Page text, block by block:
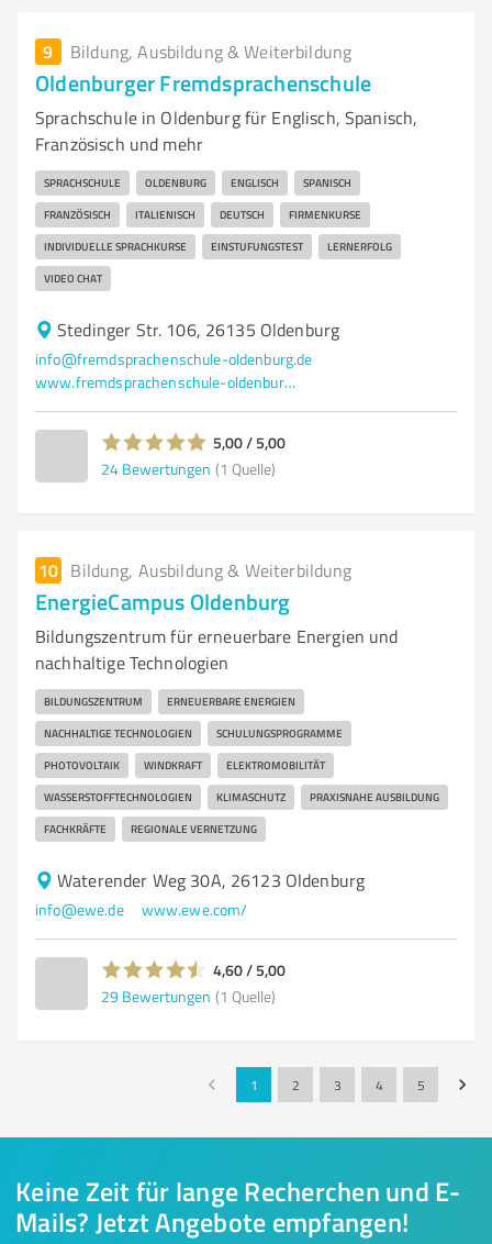
9 Bildung, Ausbildung & Weiterbildung
Oldenburger Fremdsprachenschule
Sprachschule in Oldenburg für Englisch, Spanisch,
Französisch und mehr
SPRACHSCHULE OLDENBURG ENGLISCH SPANISCH
FRANZÖSISCH ITALIENISCH DEUTSCH FIRMENKURSE
INDIVIDUELLE SPRACHKURSE EINSTUFUNGSTEST LERNERFOLG
VIDEO CHAT
Stedinger Str. 106, 26135 Oldenburg
info@fremdsprachenschule-oldenburg.de
www.fremdsprachenschule-oldenburg.de/index.php?id=76
5,00 / 5,00
24 Bewertungen (1 Quelle)
10 Bildung, Ausbildung & Weiterbildung
EnergieCampus Oldenburg
Bildungszentrum für erneuerbare Energien und
nachhaltige Technologien
BILDUNGSZENTRUM ERNEUERBARE ENERGIEN
NACHHALTIGE TECHNOLOGIEN SCHULUNGSPROGRAMME
PHOTOVOLTAIK WINDKRAFT ELEKTROMOBILITÄT
WASSERSTOFFTECHNOLOGIEN KLIMASCHUTZ PRAXISNAHE AUSBILDUNG
FACHKRÄFTE REGIONALE VERNETZUNG
Waterender Weg 30A, 26123 Oldenburg
info@ewe.de www.ewe.com/
4,60 / 5,00
29 Bewertungen (1 Quelle)
1 2 3 4 5
Keine Zeit für lange Recherchen und E-
Mails? Jetzt Angebote empfangen!